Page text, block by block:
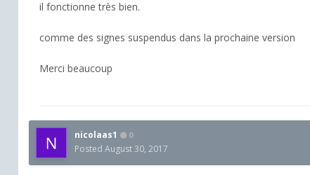
il fonctionne très bien.
comme des signes suspendus dans la prochaine version
Merci beaucoup
nicolaas1 0
Posted August 30, 2017